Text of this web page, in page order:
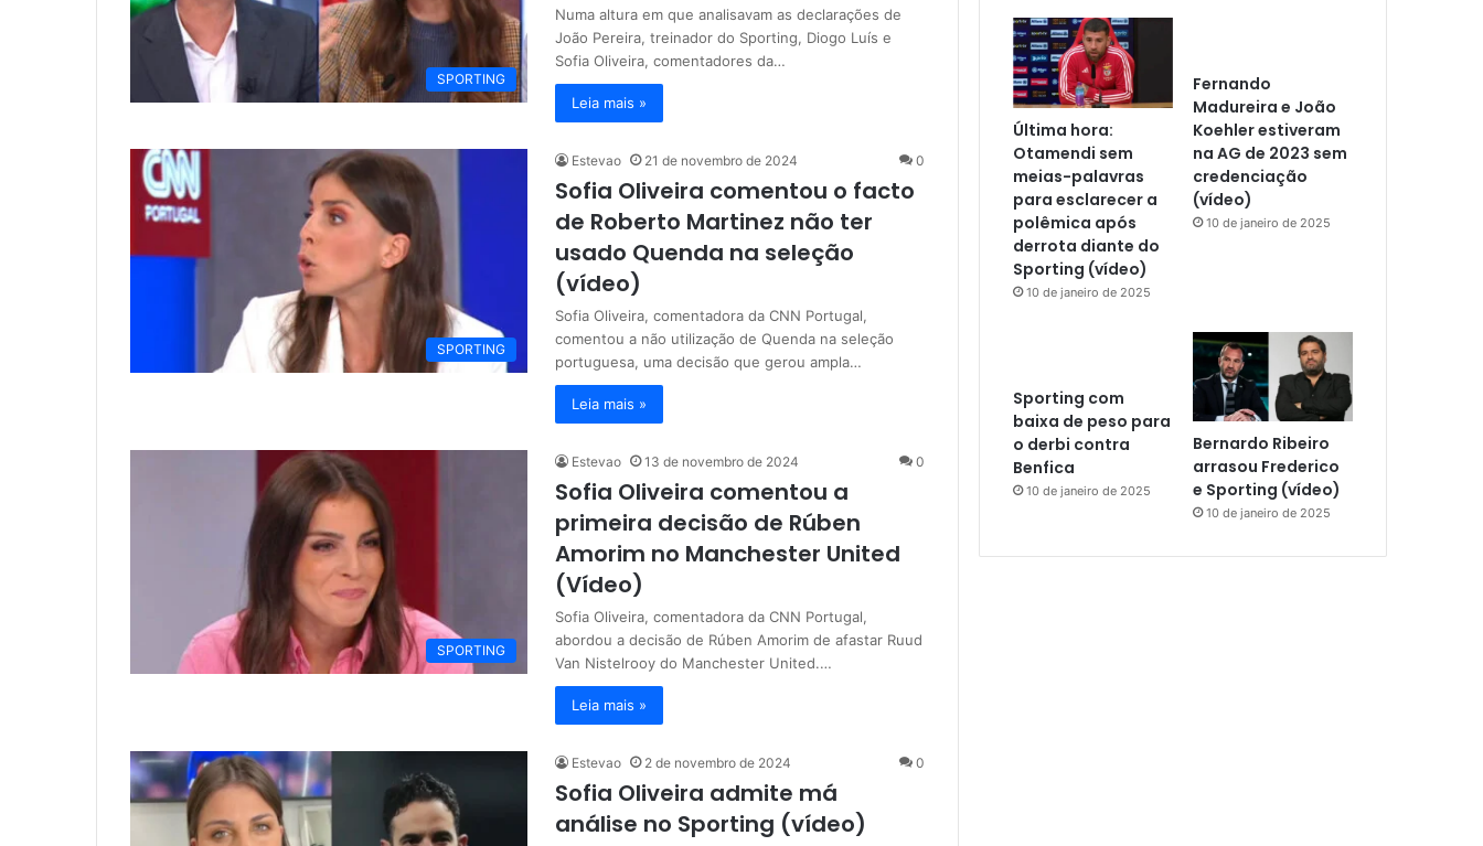
SPORTING
Numa altura em que analisavam as declarações de
João Pereira, treinador do Sporting, Diogo Luís e
Sofia Oliveira, comentadores da…
Leia mais »
SPORTING
Estevao 21 de novembro de 2024 0
Sofia Oliveira comentou o facto
de Roberto Martinez não ter
usado Quenda na seleção
(vídeo)
Sofia Oliveira, comentadora da CNN Portugal,
comentou a não utilização de Quenda na seleção
portuguesa, uma decisão que gerou ampla…
Leia mais »
SPORTING
Estevao 13 de novembro de 2024 0
Sofia Oliveira comentou a
primeira decisão de Rúben
Amorim no Manchester United
(Vídeo)
Sofia Oliveira, comentadora da CNN Portugal,
abordou a decisão de Rúben Amorim de afastar Ruud
Van Nistelrooy do Manchester United.…
Leia mais »
Estevao 2 de novembro de 2024 0
Sofia Oliveira admite má
análise no Sporting (vídeo)
Última hora:
Otamendi sem
meias-palavras
para esclarecer a
polêmica após
derrota diante do
Sporting (vídeo)
10 de janeiro de 2025
Fernando
Madureira e João
Koehler estiveram
na AG de 2023 sem
credenciação
(vídeo)
10 de janeiro de 2025
Sporting com
baixa de peso para
o derbi contra
Benfica
10 de janeiro de 2025
Bernardo Ribeiro
arrasou Frederico
e Sporting (vídeo)
10 de janeiro de 2025